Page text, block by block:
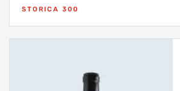
STORICA 300